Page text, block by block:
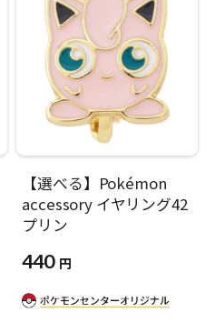
【選べる】Pokémon
accessory イヤリング42
プリン
440 円